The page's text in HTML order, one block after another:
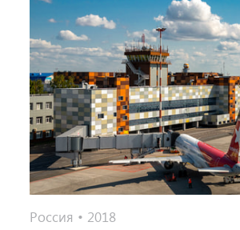
Россия • 2018